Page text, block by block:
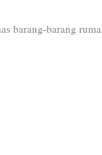
barang-barang